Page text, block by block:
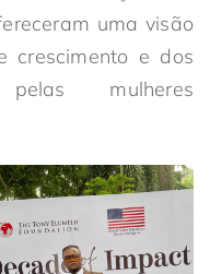
uma visão
crescimento e dos
mulheres